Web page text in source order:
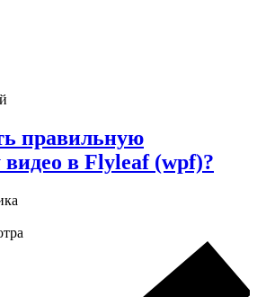
правильную
видео в Flyleaf (wpf)?